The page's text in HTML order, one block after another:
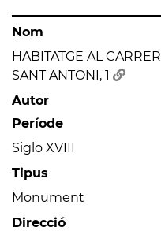
Nom
HABITATGE AL CARRER
SANT ANTONI, 1
Autor
Període
Siglo XVIII
Tipus
Monument
Direcció